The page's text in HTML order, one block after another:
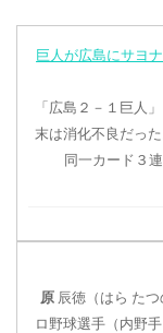
巨人が広島にサヨ
「広島２－１巨人
末は消化不良だっ
同一カード３
原辰徳（はら たつ
ロ野球選手（内野